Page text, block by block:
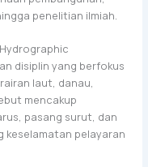
penelitian ilmiah.
disiplin yang berfokus
laut, danau,
mencakup
pasang surut, dan
keselamatan pelayaran